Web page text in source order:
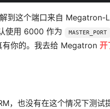
到这个端口来自 Megatron-
使用 6000 作为 MASTER_PORT
有你的。我去给 Megatron 开
，也没有在这个情况下测试